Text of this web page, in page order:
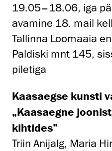
19.05–18.06, iga
avamine 18. mail
Tallinna Loomaaia
Paldiski mnt 145,
piletiga
Kaasaegse kunsti
„Kaasaegne
kihtides”
Triin Anijalg, Maria